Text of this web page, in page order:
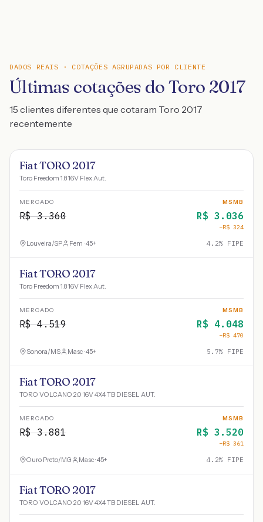
DADOS REAIS · COTAÇÕES AGRUPADAS POR CLIENTE
Últimas cotações do Toro 2017
15 clientes diferentes que cotaram Toro 2017
recentemente
Fiat TORO 2017
Toro Freedom 1.8 16V Flex Aut.
MERCADO
R$3.360
MSMB
R$ 3.036
−R$ 324
Louveira/SP Fem · 45+ 4.2% FIPE
Fiat TORO 2017
Toro Freedom 1.8 16V Flex Aut.
MERCADO
R$4.519
MSMB
R$ 4.048
−R$ 470
Sonora/MS Masc · 45+ 5.7% FIPE
Fiat TORO 2017
TORO VOLCANO 2.0 16V 4X4 TB DIESEL AUT.
MERCADO
R$3.881
MSMB
R$ 3.520
−R$ 361
Ouro Preto/MG Masc · 45+ 4.2% FIPE
Fiat TORO 2017
TORO VOLCANO 2.0 16V 4X4 TB DIESEL AUT.